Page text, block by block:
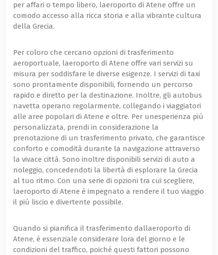
per affari o tempo libero, laeroporto di Atene offre un
comodo accesso alla ricca storia e alla vibrante cultura
della Grecia.
Per coloro che cercano opzioni di trasferimento
aeroportuale, laeroporto di Atene offre vari servizi su
misura per soddisfare le diverse esigenze. I servizi di taxi
sono prontamente disponibili, fornendo un percorso
rapido e diretto per la destinazione. Inoltre, gli autobus
navetta operano regolarmente, collegando i viaggiatori
alle aree popolari di Atene e oltre. Per unesperienza più
personalizzata, prendi in considerazione la
prenotazione di un trasferimento privato, che garantisce
conforto e comodità durante la navigazione attraverso
la vivace città. Sono inoltre disponibili servizi di auto a
noleggio, concedendoti la libertà di esplorare la Grecia
al tuo ritmo. Con una serie di opzioni tra cui scegliere,
laeroporto di Atene è impegnato a rendere il tuo viaggio
il più liscio e divertente possibile.
Quando si pianifica il trasferimento dallaeroporto di
Atene, è essenziale considerare lora del giorno e le
condizioni del traffico, poiché questi fattori possono